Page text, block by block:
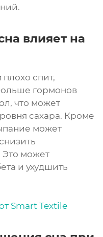
влияет на
спит,
гормонов
что может
сахара. Кроме
может
Это может
и ухудшить